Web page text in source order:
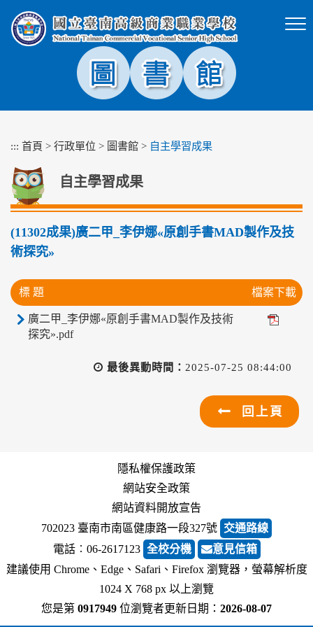
塊
::: 首頁 > 行政單位 > 圖書館 > 自主學習成果
自主學習成果
(11302成果)廣二甲_李伊娜«原創手書MAD製作及技
術探究»
標 題 檔案下載
廣二甲_李伊娜«原創手書MAD製作及技術
探究».pdf
最後異動時間： 2025-07-25 08:44:00
回上頁
隱私權保護政策
網站安全政策
網站資料開放宣告
702023 臺南市南區健康路一段327號 交通路線
電話︰06-2617123 全校分機
意見信箱
建議使用 Chrome、Edge、Safari、Firefox 瀏覽器，螢幕解析度
1024 X 768 px 以上瀏覽
您是第 0917949 位瀏覽者更新日期： 2026-08-07